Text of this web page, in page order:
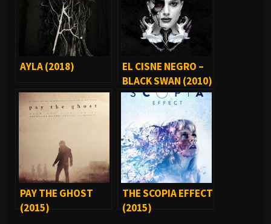
AYLA (2018)
EL CISNE NEGRO –
BLACK SWAN (2010)
PAY THE GHOST
(2015)
THE SCOPIA EFFECT
(2015)